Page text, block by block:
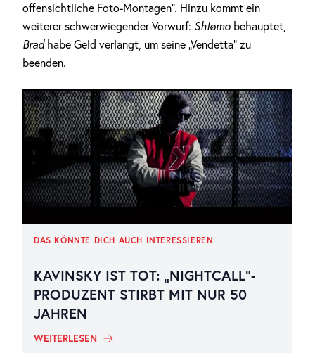
offensichtliche Foto-Montagen“. Hinzu kommt ein
weiterer schwerwiegender Vorwurf: Shlømo behauptet,
Brad habe Geld verlangt, um seine „Vendetta“ zu
beenden.
DAS KÖNNTE DICH AUCH INTERESSIEREN
KAVINSKY IST TOT: „NIGHTCALL“-
PRODUZENT STIRBT MIT NUR 50
JAHREN
WEITERLESEN